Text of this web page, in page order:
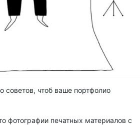
советов, чтоб ваше портфолио
фотографии печатных материалов с